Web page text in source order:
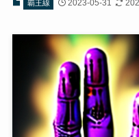
覇王線 2023-05-31